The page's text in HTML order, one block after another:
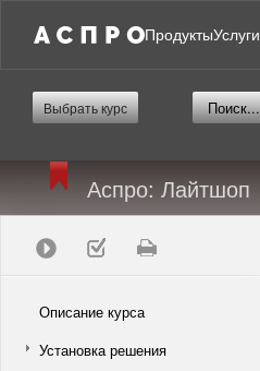
ПродуктыУслуги
Выбрать курс
Аспро: Лайтшоп
Описание курса
Установка решения